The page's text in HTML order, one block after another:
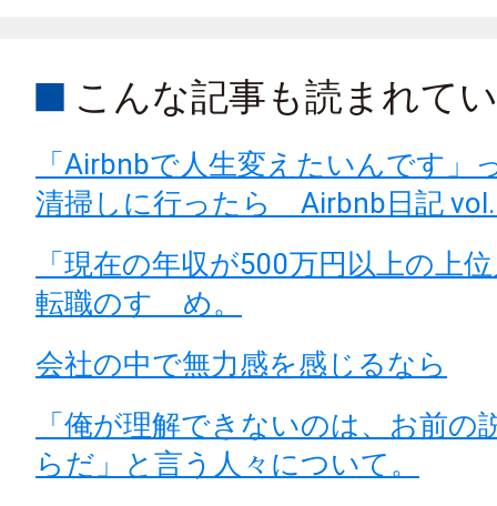
こんな記事も読まれて
「Airbnbで人生変えたいんです」
清掃しに行ったら Airbnb日記
「現在の年収が500万円以上の上
転職のすゝめ。
会社の中で無力感を感じるなら
「俺が理解できないのは、お前の
らだ」と言う人々について。